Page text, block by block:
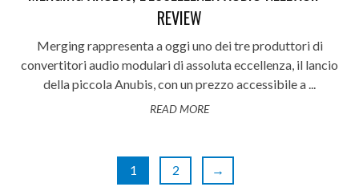
REVIEW
Merging rappresenta a oggi uno dei tre produttori di
convertitori audio modulari di assoluta eccellenza, il lancio
della piccola Anubis, con un prezzo accessibile a ...
READ MORE
1 2 →